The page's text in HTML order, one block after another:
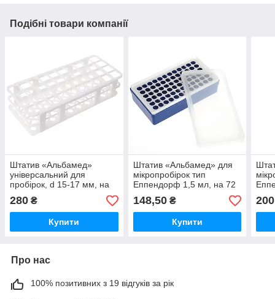
Подібні товари компанії
Штатив «Альбамед»
універсальний для
пробірок, d 15-17 мм, на
60 місць
280 ₴
Купити
Штатив «Альбамед» для
мікропробірок тип
Еппендорф 1,5 мл, на 72
місця ПП
148,50₴
Купити
96
ПП
200
Про нас
100% позитивних з 19 відгуків за рік